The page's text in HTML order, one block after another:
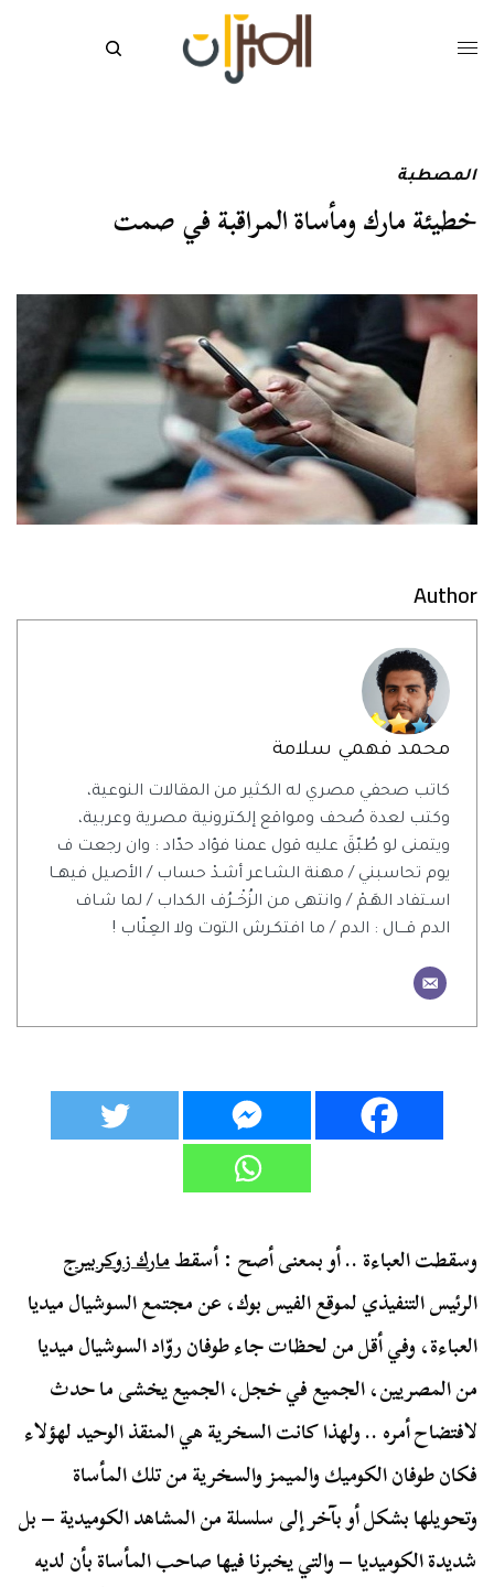
المصطبة
خطيئة مارك ومأساة المراقبة في صمت
Author
محمد فهمي سلامة
كاتب صحفي مصري له الكثير من المقالات النوعية،
وكتب لعدة صُحف ومواقع إلكترونية مصرية وعربية،
ويتمنى لو طُبّقَ عليه قول عمنا فؤاد حدّاد : وان رجعت ف
يوم تحاسبني / مهنة الشـاعر أشـدْ حساب / الأصيل فيهــا
اسـتفاد الهَـمْ / وانتهى من الزُخْــرُف الكداب / لما شـاف
الدم قـــال : الدم / ما افتكـرش التوت ولا العِنّاب !
وسقطت العباءة .. أو بمعنى أصح : أسقطمارك زوكربيرج
الرئيس التنفيذي لموقع الفيس بوك، عن مجتمع السوشيال ميديا
العباءة، وفي أقل من لحظات جاء طوفان روّاد السوشيال ميديا
من المصريين، الجميع في خجل، الجميع يخشى ما حدث
لافتضاح أمره .. ولهذا كانت السخرية هي المنقذ الوحيد لهؤلاء
فكان طوفان الكوميك والميمز والسخرية من تلك المأساة
وتحويلها بشكل أو بآخر إلى سلسلة من المشاهد الكوميدية – بل
شديدة الكوميديا – والتي يخبرنا فيها صاحب المأساة بأن لديه